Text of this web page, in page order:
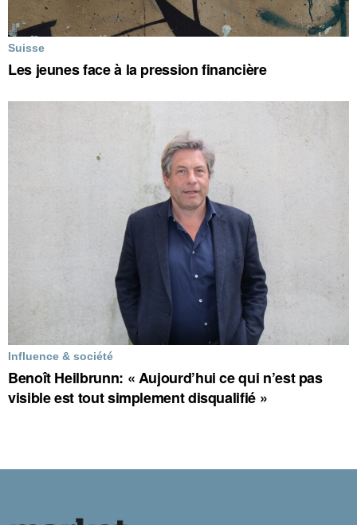
Suisse
Les jeunes face à la pression financière
Influence & société
Benoît Heilbrunn: « Aujourd’hui ce qui n’est pas
visible est tout simplement disqualifié »